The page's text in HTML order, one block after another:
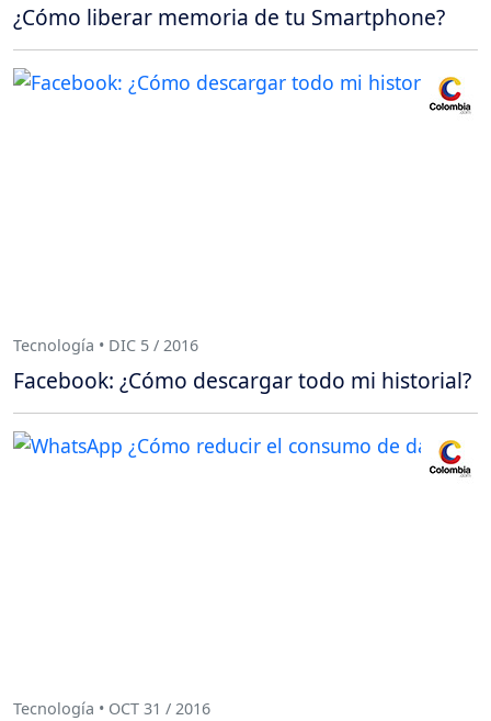
¿Cómo liberar memoria de tu Smartphone?
Tecnología • DIC 5 / 2016
Facebook: ¿Cómo descargar todo mi historial?
Tecnología • OCT 31 / 2016